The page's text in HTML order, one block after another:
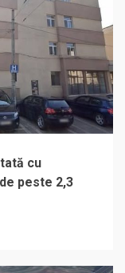
cu
peste 2,3